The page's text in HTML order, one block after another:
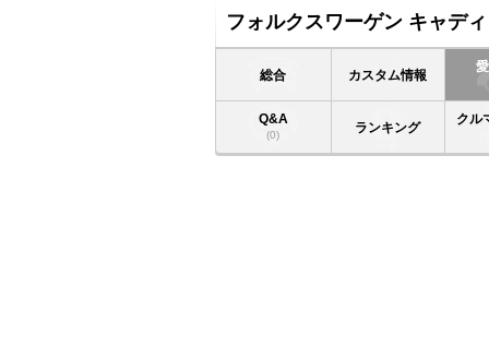
フォルクスワーゲン キャディ
総合 カスタム情報
Q&A
(0) ランキング
クル